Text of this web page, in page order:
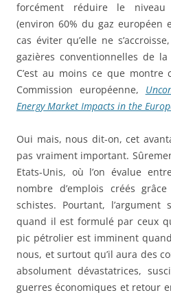
forcément réduire le niveau
(environ 60% du gaz européen
cas éviter qu’elle ne
gazières conventionnelles de
C’est au moins ce que
Commission européenne,
Energy Market Impacts in the
Oui mais, nous dit-on, cet
pas vraiment important.
Etats-Unis, où l’on évalue
nombre d’emplois créés
schistes. Pourtant,
quand il est formulé par ceux
pic pétrolier est imminent
nous, et surtout qu’il aura des
absolument dévastatrices,
guerres économiques et retour